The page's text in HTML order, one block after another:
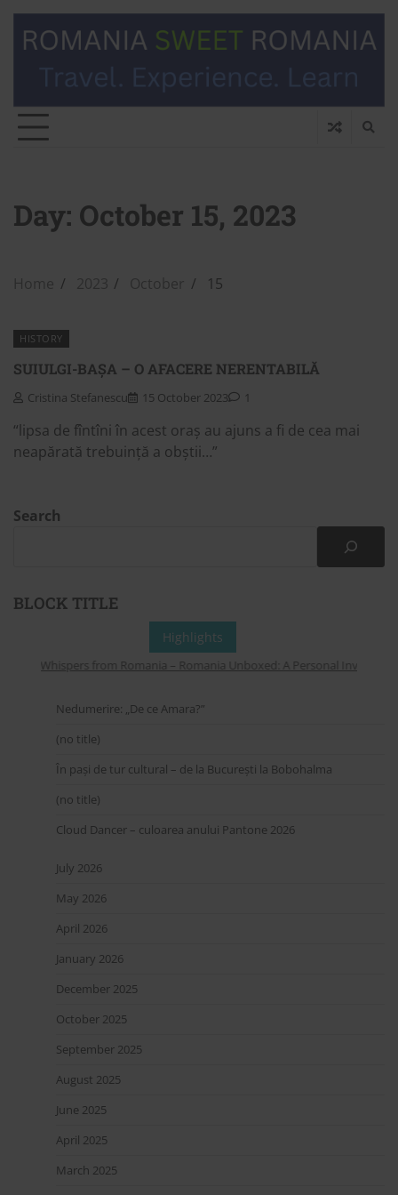
Day: October 15, 2023
Home 2023 October 15
HISTORY
SUIULGI-BAȘA – O AFACERE NERENTABILĂ
Cristina Stefanescu 15 October 2023 1
“lipsa de fîntîni în acest oraș au ajuns a fi de cea mai
neapărată trebuință a obștii…”
Search
BLOCK TITLE
Highlights
Whispers from Romania – Romania Unboxed: A Personal
Nedumerire: „De ce Amara?”
(no title)
În pași de tur cultural – de la București la Bobohalma
(no title)
Cloud Dancer – culoarea anului Pantone 2026
July 2026
May 2026
April 2026
January 2026
December 2025
October 2025
September 2025
August 2025
June 2025
April 2025
March 2025